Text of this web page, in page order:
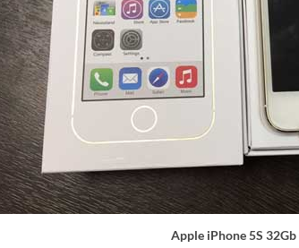
Apple iPhone 5S 32Gb